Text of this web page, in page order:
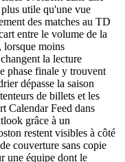
utile qu'une vue
des matches au TD
entre le volume de la
lorsque moins
la lecture
phase finale y trouvent
dépasse la saison
de billets et les
Calendar Feed dans
grâce à un
restent visibles à côté
couverture sans copie
une équipe dont le